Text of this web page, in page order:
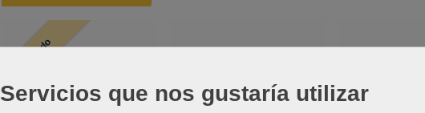
Agotado
Servicios que nos gustaría utilizar